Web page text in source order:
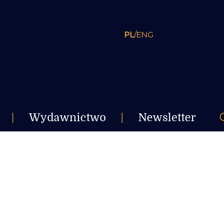
PL/ENG
Wydawnictwo Newsletter